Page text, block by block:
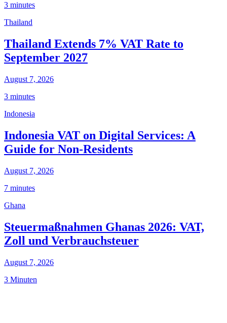
3 minutes
Thailand
Thailand Extends 7% VAT Rate to
September 2027
August 7, 2026
3 minutes
Indonesia
Indonesia VAT on Digital Services: A
Guide for Non-Residents
August 7, 2026
7 minutes
Ghana
Steuermaßnahmen Ghanas 2026: VAT,
Zoll und Verbrauchsteuer
August 7, 2026
3 Minuten